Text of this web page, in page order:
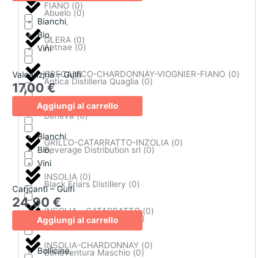
Abuelo (0)
Aetnae (0)
Antica Distilleria Quaglia (0)
Beneva (0)
Beverage Distribution srl (0)
Black Friars Distillery (0)
Bobby's Gin Company )
Bonaventura Maschio (0)
FIANO (0)
GLERA (0)
GRECANICO-CHARDONNAY-VIOGNIER-FIANO (0)
GRILLO (0 )
GRILLO-CATARRATTO-INZOLIA (0)
INSOLIA (0)
INSOLIA - CATARRATTO (0)
INSOLIA-CHARDONNAY (0)
Bianchi,
Bio,
Vini
Valcanzjria – Gulfi
17,00€
Aggiungi al carrello
Bianchi,
Bio,
Vini
Carjcanti – Gulfi
24,90 €
Aggiungi al carrello
Bollicine,